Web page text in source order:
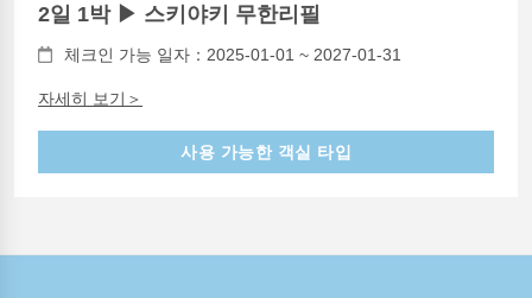
2일 1박 ▶ 스키야키 무한리필
체크인 가능 일자：2025-01-01 ~ 2027-01-31
자세히 보기＞
사용 가능한 객실 타입